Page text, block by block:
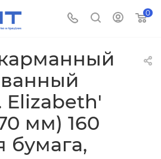
0
Elizabeth'
мм) 160
бумага,